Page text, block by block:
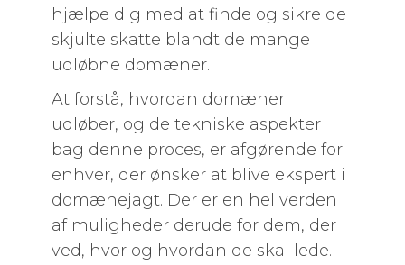
hjælpe dig med at finde og sikre de
skjulte skatte blandt de mange
udløbne domæner.
At forstå, hvordan domæner
udløber, og de tekniske aspekter
bag denne proces, er afgørende for
enhver, der ønsker at blive ekspert i
domænejagt. Der er en hel verden
af muligheder derude for dem, der
ved, hvor og hvordan de skal lede.